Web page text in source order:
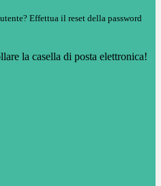
Effettua il reset della password
la casella di posta elettronica!